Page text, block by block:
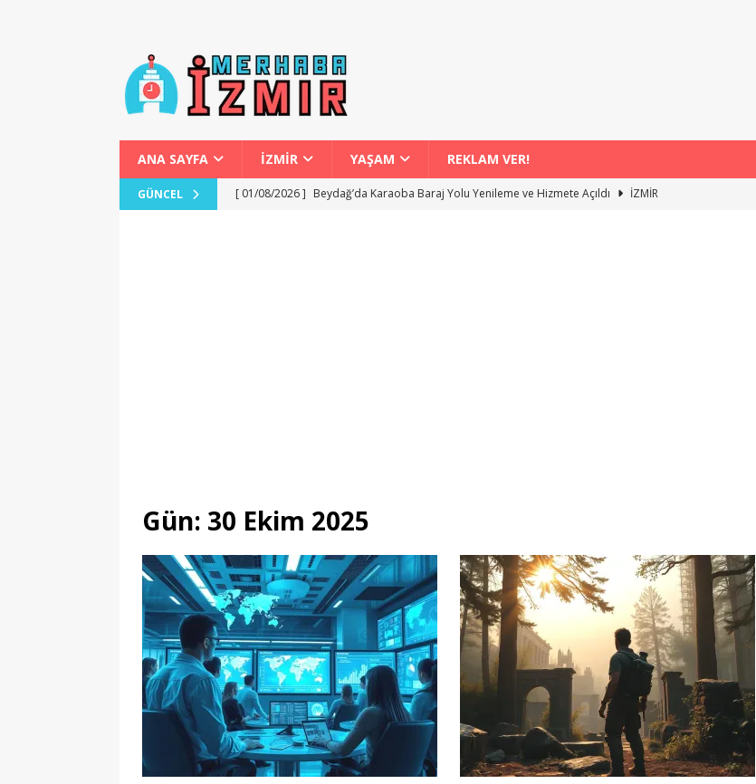
ANA SAYFA İZMİR YAŞAM REKLAM VER!
GÜNCEL [ 01/08/2026 ] Beydağ’da Karaoba Baraj Yolu Yenileme ve Hizmete Açıldı
İZMİR
Gün: 30 Ekim 2025